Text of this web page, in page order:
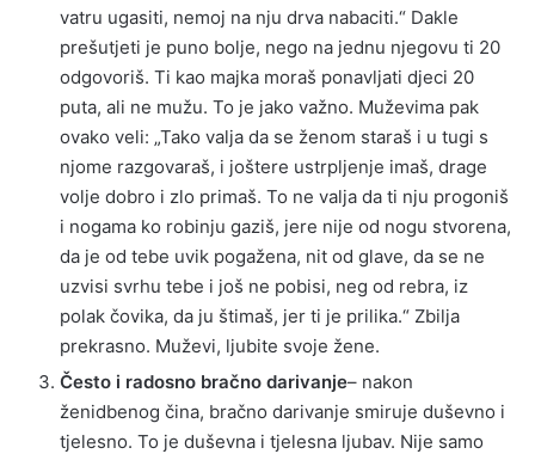
vatru ugasiti, nemoj na nju drva nabaciti.“ Dakle
prešutjeti je puno bolje, nego na jednu njegovu ti 20
odgovoriš. Ti kao majka moraš ponavljati djeci 20
puta, ali ne mužu. To je jako važno. Muževima pak
ovako veli: „Tako valja da se ženom staraš i u tugi s
njome razgovaraš, i joštere ustrpljenje imaš, drage
volje dobro i zlo primaš. To ne valja da ti nju progoniš
i nogama ko robinju gaziš, jere nije od nogu stvorena,
da je od tebe uvik pogažena, nit od glave, da se ne
uzvisi svrhu tebe i još ne pobisi, neg od rebra, iz
polak čovika, da ju štimaš, jer ti je prilika.“ Zbilja
prekrasno. Muževi, ljubite svoje žene.
Često i radosno bračno darivanje– nakon
ženidbenog čina, bračno darivanje smiruje duševno i
tjelesno. To je duševna i tjelesna ljubav. Nije samo